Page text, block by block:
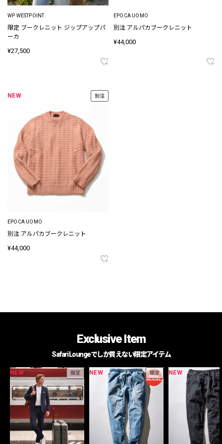
WP WESTPOINT
限定 ブークレニット ジップアップパ
ーカ
¥27,500
EPOCA UOMO
別注 アルパカブークレニット
¥44,000
NEW 別注
EPOCA UOMO
別注 アルパカブークレニット
¥44,000
Exclusive Item
Safari Loungeでしか買えない限定アイテム
NEW 限定 NEW 限定 NEW